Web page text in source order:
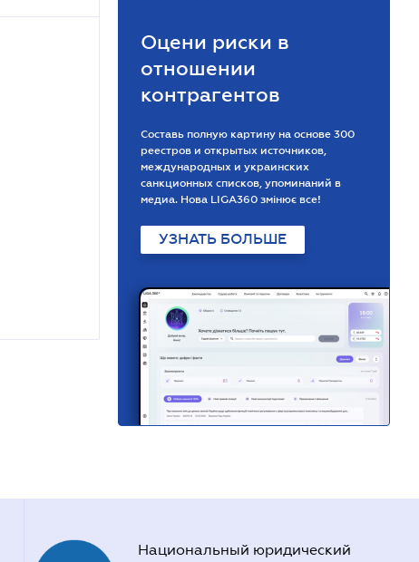
Оцени риски в
отношении
контрагентов
Составь полную картину на основе 300
реестров и открытых источников,
международных и украинских
санкционных списков, упоминаний в
медиа. Нова LIGA360 змінює все!
УЗНАТЬ БОЛЬШЕ
Национальный юридический